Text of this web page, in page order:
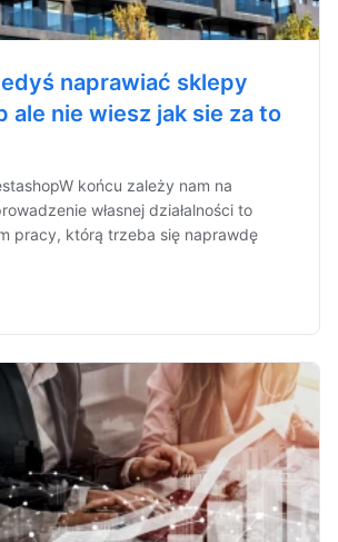
naprawiać sklepy
ale nie wiesz jak sie za to
końcu zależy nam na
własnej działalności to
pracy, którą trzeba się naprawdę